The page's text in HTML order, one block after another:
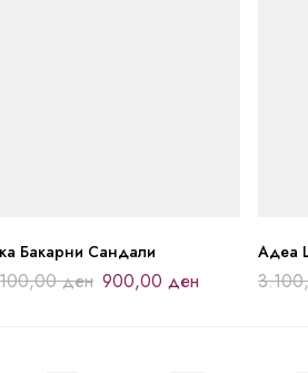
Бакарни Сандали
ден 900,00 ден
Адеа